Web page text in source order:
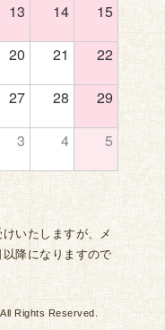
13 14 15
20 21 22
27 28 29
3 4 5
いたしますが、メ
降になりますので
Rights Reserved.